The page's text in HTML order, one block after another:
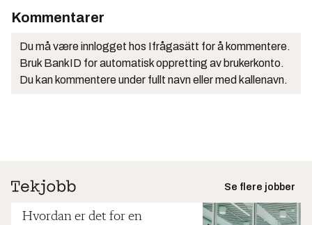
Kommentarer
Du må være innlogget hos Ifrågasätt for å kommentere.
Bruk BankID for automatisk oppretting av brukerkonto.
Du kan kommentere under fullt navn eller med kallenavn.
Se flere jobber
Hvordan er det for en